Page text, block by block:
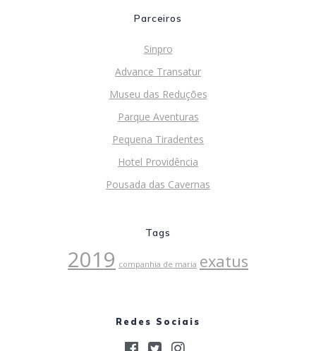
Parceiros
Sinpro
Advance Transatur
Museu das Reduções
Parque Aventuras
Pequena Tiradentes
Hotel Providência
Pousada das Cavernas
Tags
2019 companhia de maria exatus
Redes Sociais